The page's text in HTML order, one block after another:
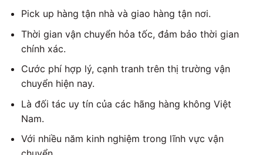
Pick up hàng tận nhà và giao hàng tận nơi.
Thời gian vận chuyển hỏa tốc, đảm bảo thời gian
chính xác.
Cước phí hợp lý, cạnh tranh trên thị trường vận
chuyển hiện nay.
Là đối tác uy tín của các hãng hàng không Việt
Nam.
Với nhiều năm kinh nghiệm trong lĩnh vực vận